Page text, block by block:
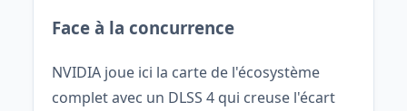
Face à la concurrence
NVIDIA joue ici la carte de l'écosystème
complet avec un DLSS 4 qui creuse l'écart